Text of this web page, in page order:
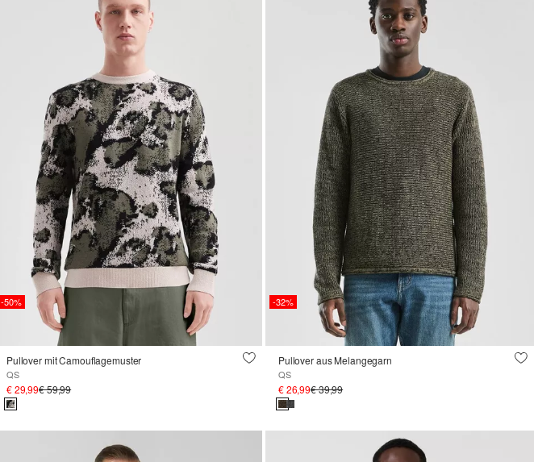
-50%
Pullover mit Camouflagemuster
QS
€ 29,99€ 59,99
-32%
Pullover aus Melangegarn
QS
€ 26,99€ 39,99